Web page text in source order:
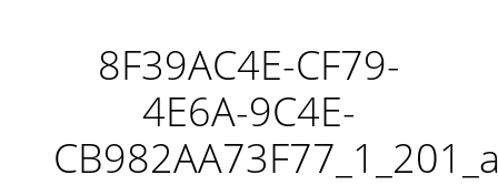
8F39AC4E-CF79-
4E6A-9C4E-